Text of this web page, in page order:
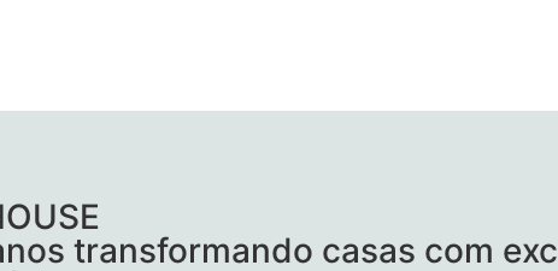
transformando casas com